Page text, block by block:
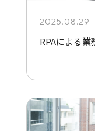
2025.08.29
RPAによる業